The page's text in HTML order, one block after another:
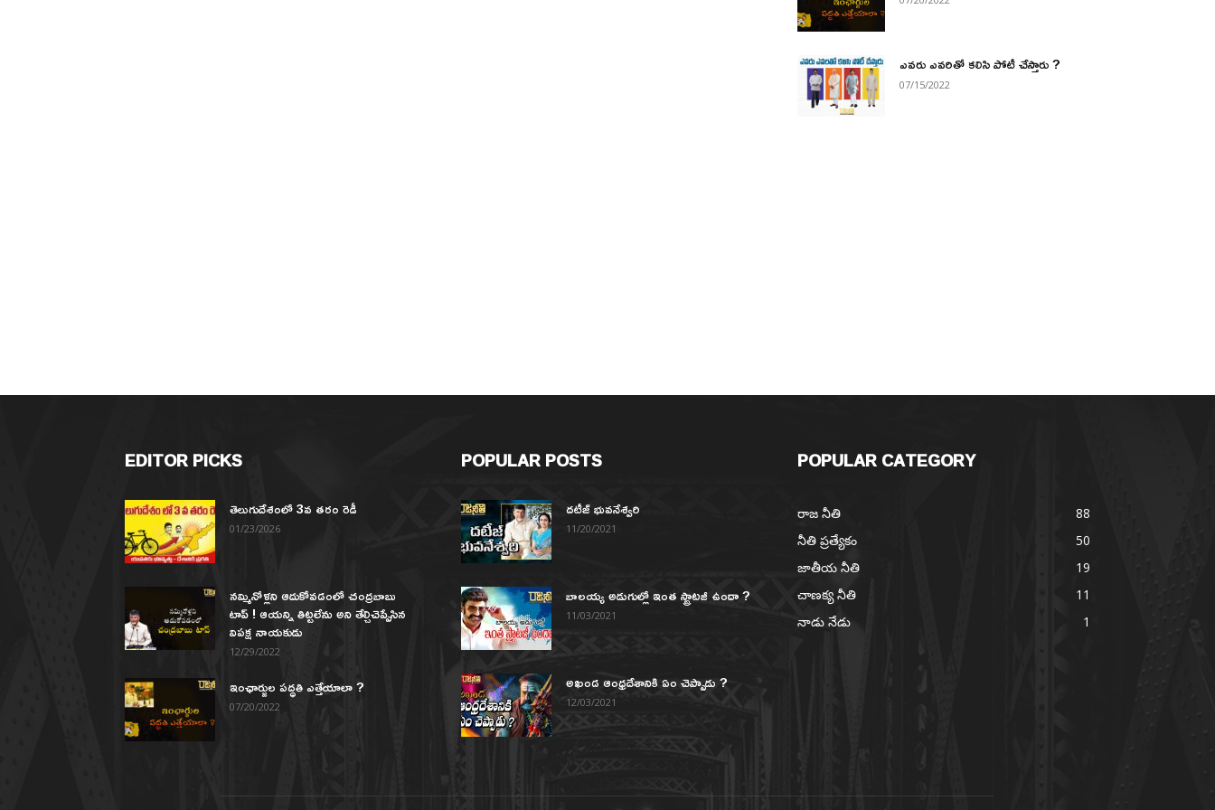
ఎవరు ఎవరితో కలిసి పోటీ చేస్తారు ?
07/15/2022
EDITOR PICKS
తెలుగుదేశంలో 3వ తరం రెడీ
01/23/2026
నమ్మినోళ్లని ఆదుకోవడంలో చంద్రబాబు
టాప్ ! ఆయన్ని తిట్టలేను అని తేల్చిచెప్పేసిన
విపక్ష నాయకుడు
12/29/2022
ఇంఛార్జుల పద్ధతి ఎత్తేయాలా ?
07/20/2022
POPULAR POSTS
దటీజ్ భువనేశ్వరి
11/20/2021
బాలయ్య అడుగుల్లో ఇంత స్ట్రాటజీ ఉందా ?
11/03/2021
అఖండ ఆంధ్రదేశానికి ఏం చెప్పాడు ?
12/03/2021
POPULAR CATEGORY
రాజ నీతి
88
నీతి ప్రత్యేకం
50
జాతీయ నీతి
19
చాణక్య నీతి
11
నాడు నేడు
1